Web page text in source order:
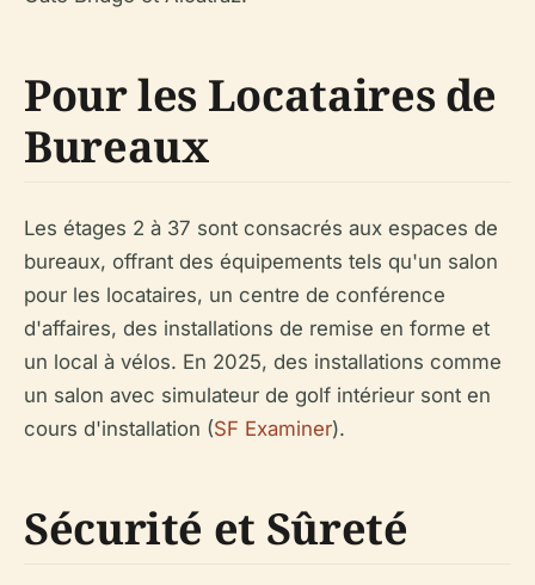
Pour les Locataires de
Bureaux
Les étages 2 à 37 sont consacrés aux espaces de
bureaux, offrant des équipements tels qu'un salon
pour les locataires, un centre de conférence
d'affaires, des installations de remise en forme et
un local à vélos. En 2025, des installations comme
un salon avec simulateur de golf intérieur sont en
cours d'installation (SF Examiner).
Sécurité et Sûreté